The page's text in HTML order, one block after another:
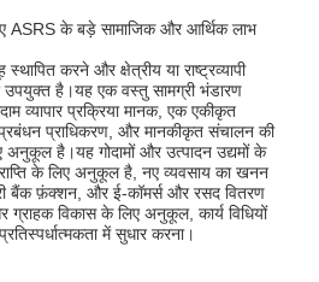
ASRS के बड़े सामाजिक और आर्थिक लाभ
करने और क्षेत्रीय या राष्ट्रव्यापी
है।यह एक वस्तु सामग्री भंडारण
व्यापार प्रक्रिया मानक, एक एकीकृत
प्राधिकरण, और मानकीकृत संचालन की
अनुकूल है।यह गोदामों और उत्पादन उद्यमों के
के लिए अनुकूल है, नए व्यवसाय का खनन
बैंक फ़ंक्शन, और ई-कॉमर्स और रसद वितरण
ग्राहक विकास के लिए अनुकूल, कार्य विधियों
में सुधार करना।